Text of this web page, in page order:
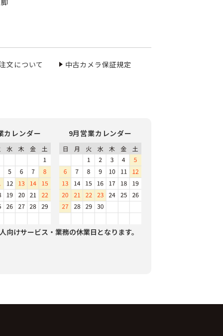
文について 中古カメラ保証規定
カレンダー 9月営業カレンダー
向けサービス・業務の休業日となります。